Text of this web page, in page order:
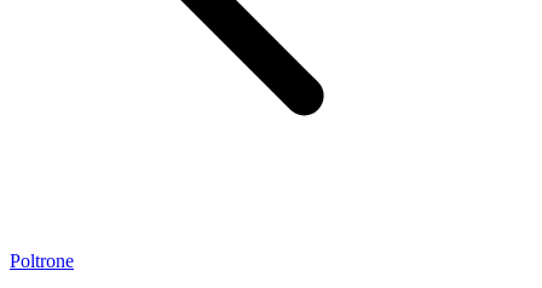
Poltrone